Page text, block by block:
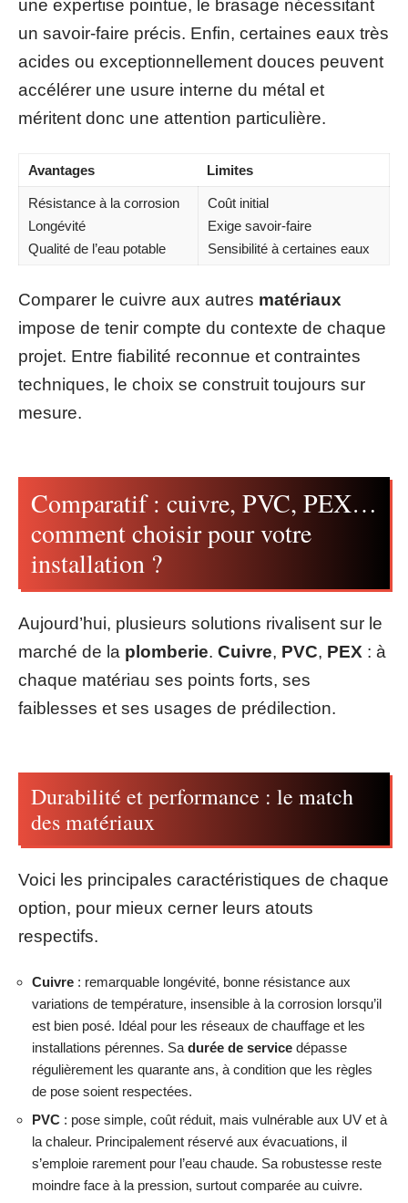
une expertise pointue, le brasage nécessitant
un savoir-faire précis. Enfin, certaines eaux très
acides ou exceptionnellement douces peuvent
accélérer une usure interne du métal et
méritent donc une attention particulière.
Avantages Limites
Résistance à la corrosion
Longévité
Qualité de l’eau potable
Coût initial
Exige savoir-faire
Sensibilité à certaines eaux
Comparer le cuivre aux autres matériaux
impose de tenir compte du contexte de chaque
projet. Entre fiabilité reconnue et contraintes
techniques, le choix se construit toujours sur
mesure.
Comparatif : cuivre, PVC, PEX…
comment choisir pour votre
installation ?
Aujourd’hui, plusieurs solutions rivalisent sur le
marché de la plomberie. Cuivre, PVC, PEX : à
chaque matériau ses points forts, ses
faiblesses et ses usages de prédilection.
Durabilité et performance : le match
des matériaux
Voici les principales caractéristiques de chaque
option, pour mieux cerner leurs atouts
respectifs.
Cuivre : remarquable longévité, bonne résistance aux
variations de température, insensible à la corrosion lorsqu’il
est bien posé. Idéal pour les réseaux de chauffage et les
installations pérennes. Sa durée de service dépasse
régulièrement les quarante ans, à condition que les règles
de pose soient respectées.
PVC : pose simple, coût réduit, mais vulnérable aux UV et à
la chaleur. Principalement réservé aux évacuations, il
s’emploie rarement pour l’eau chaude. Sa robustesse reste
moindre face à la pression, surtout comparée au cuivre.